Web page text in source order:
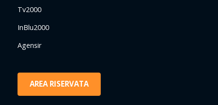
Tv2000
InBlu2000
Agensir
AREA RISERVATA